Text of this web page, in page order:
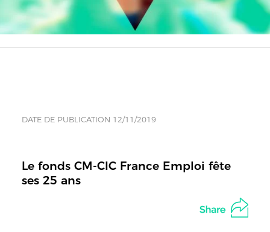
DATE DE PUBLICATION 12/11/2019
Le fonds CM-CIC France Emploi fête
ses 25 ans